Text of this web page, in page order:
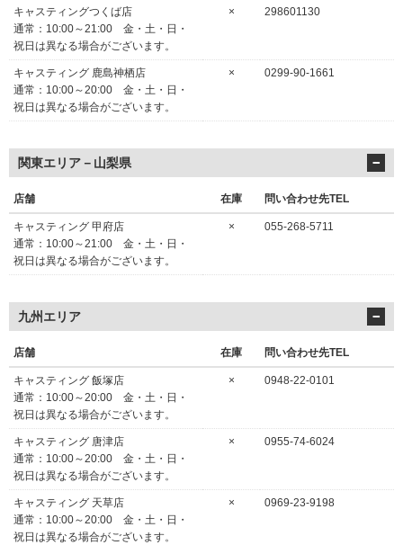
キャスティングつくば店
通常：10:00～21:00 金・土・日・
祝日は異なる場合がございます。
× 298601130
キャスティング 鹿島神栖店
通常：10:00～20:00 金・土・日・
祝日は異なる場合がございます。
× 0299-90-1661
関東エリア－山梨県
店舗 在庫 問い合わせ先TEL
キャスティング 甲府店
通常：10:00～21:00 金・土・日・
祝日は異なる場合がございます。
× 055-268-5711
九州エリア
店舗 在庫 問い合わせ先TEL
キャスティング 飯塚店
通常：10:00～20:00 金・土・日・
祝日は異なる場合がございます。
× 0948-22-0101
キャスティング 唐津店
通常：10:00～20:00 金・土・日・
祝日は異なる場合がございます。
× 0955-74-6024
キャスティング 天草店
通常：10:00～20:00 金・土・日・
祝日は異なる場合がございます。
× 0969-23-9198